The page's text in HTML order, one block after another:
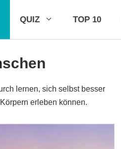
QUIZ TOP 10
lernen, sich selbst besser
erleben können.